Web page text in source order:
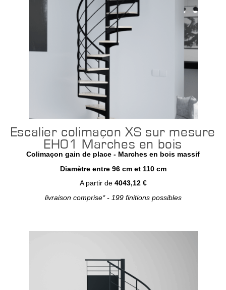
Escalier colimaçon XS sur mesure
EH01 Marches en bois
Colimaçon gain de place - Marches en bois massif
Diamètre entre 96 cm et 110 cm
A partir de 4043,12 €
livraison comprise* - 199 finitions possibles